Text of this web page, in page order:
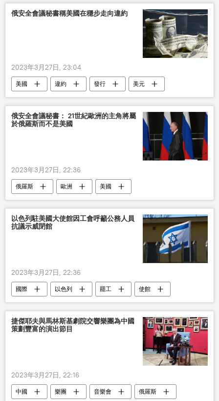
俄安全會議秘書稱美國在穩步走向違約
2023年3月27日, 23:04
美國 違約 發行 美元
俄安全會議秘書： 21世紀歐洲的主角將屬
於俄羅斯而不是美國
2023年3月27日, 22:36
俄羅斯 歐洲 美國
以色列駐美國大使館因工會呼籲公務人員
抗議示威閉館
2023年3月27日, 22:36
國際 以色列 罷工 使館
捷傑耶夫與馬林斯基劇院交響樂團為中國
策劃豐富的演出節目
2023年3月27日, 22:16
中國 樂團 音樂會 俄羅斯